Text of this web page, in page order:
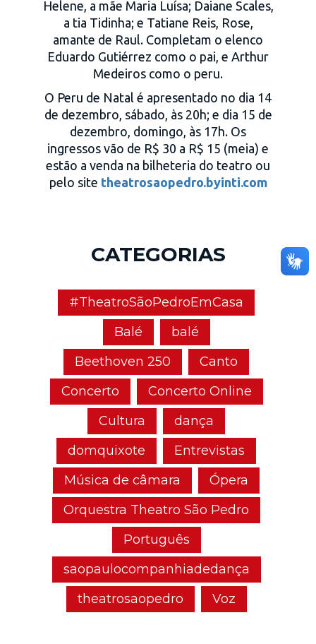
Helene, a mãe Maria Luísa; Daiane Scales,
a tia Tidinha; e Tatiane Reis, Rose,
amante de Raul. Completam o elenco
Eduardo Gutiérrez como o pai, e Arthur
Medeiros como o peru.
O Peru de Natal é apresentado no dia 14
de dezembro, sábado, às 20h; e dia 15 de
dezembro, domingo, às 17h. Os
ingressos vão de R$ 30 a R$ 15 (meia) e
estão a venda na bilheteria do teatro ou
pelo site theatrosaopedro.byinti.com
CATEGORIAS
#TheatroSãoPedroEmCasa
Balé
balé
Beethoven 250
Canto
Concerto
Concerto Online
Cultura
dança
domquixote
Entrevistas
Música de câmara
Ópera
Orquestra Theatro São Pedro
Português
saopaulocompanhiadedança
theatrosaopedro
Voz